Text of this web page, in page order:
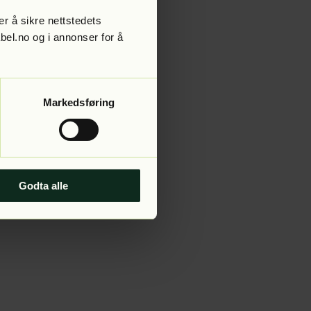
å sikre nettstedets
og i annonser for å
Markedsføring
Godta alle